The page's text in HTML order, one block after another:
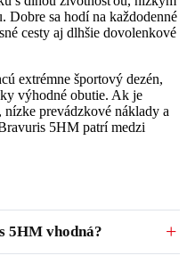
Dobre sa hodí na každodenné
cesty aj dlhšie dovolenkové
extrémne športový dezén,
výhodné obutie. Ak je
prevádzkové náklady a
5HM patrí medzi
5HM vhodná?